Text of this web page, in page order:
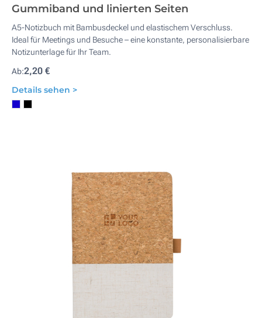
Gummiband und linierten Seiten
A5-Notizbuch mit Bambusdeckel und elastischem Verschluss.
Ideal für Meetings und Besuche – eine konstante, personalisierbare
Notizunterlage für Ihr Team.
Ab:2,20 €
Details sehen >